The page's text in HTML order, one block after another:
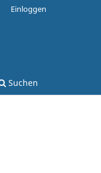
Suchen
Einloggen